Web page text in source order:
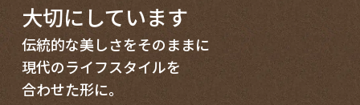
大切にしています
伝統的な美しさをそのままに
現代のライフスタイルを
合わせた形に。